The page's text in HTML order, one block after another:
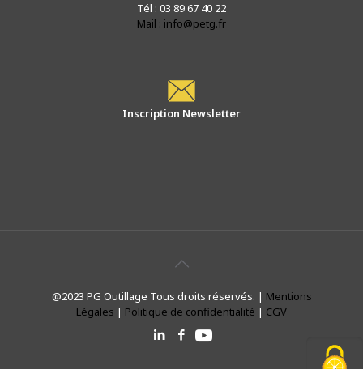
Tél : 03 89 67 40 22
Mail : info@petg.fr
Inscription Newsletter
@2023 PG Outillage Tous droits réservés. | Mentions
Légales | Politique de confidentialité | CGV